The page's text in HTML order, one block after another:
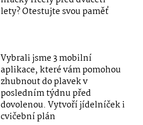
lety? Otestujte svou paměť
Vybrali jsme 3 mobilní
aplikace, které vám pomohou
zhubnout do plavek v
posledním týdnu před
dovolenou. Vytvoří jídelníček i
cvičební plán